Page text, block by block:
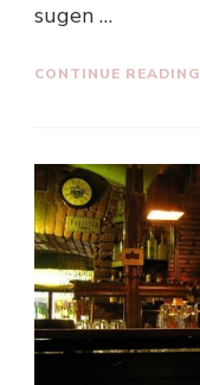
sugen …
CONTINUE READING